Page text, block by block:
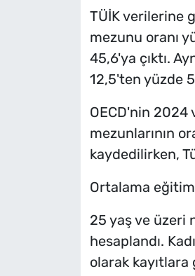
TÜİK verilerine
mezunu oranı
45,6'ya çıktı.
12,5'ten yüzde
OECD'nin
mezunlarının
kaydedilirken,
Ortalama
25 yaş ve üzeri
hesaplandı.
olarak kayıtlara